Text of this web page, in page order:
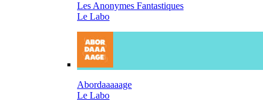
Les Anonymes Fantastiques
Le Labo
Abordaaaaage
Le Labo